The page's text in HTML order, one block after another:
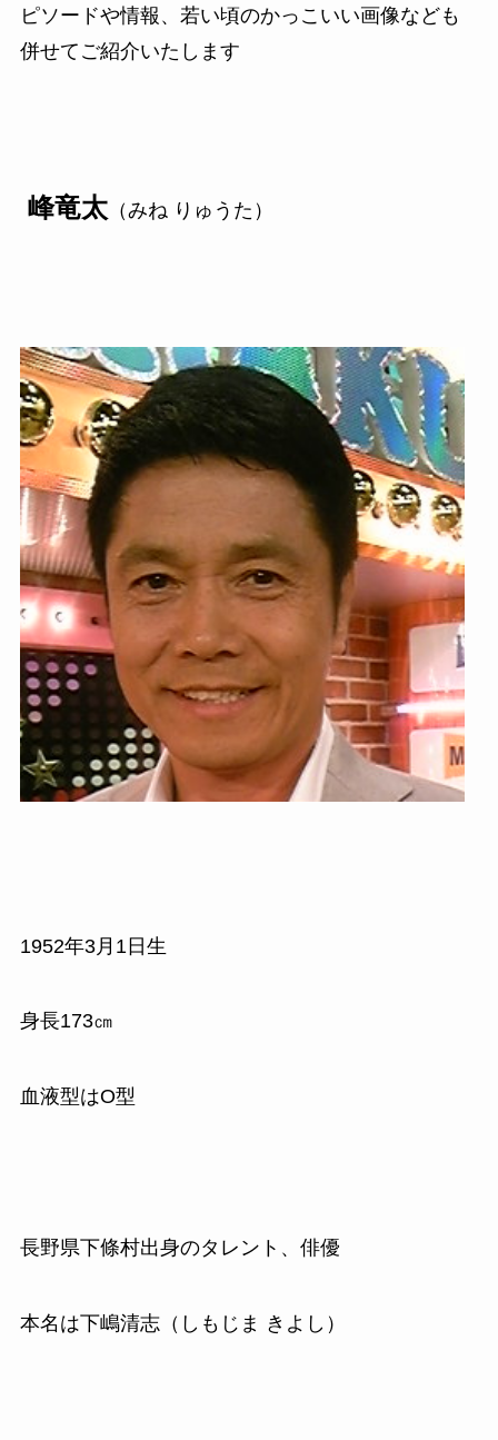
ピソードや情報、若い頃のかっこいい画像なども
併せてご紹介いたします
峰竜太（みね りゅうた）
1952年3月 1 日生
身長173㎝
血液型はO型
長野県下條村出身のタレント、俳優
本名は下嶋清志（しもじま きよし）